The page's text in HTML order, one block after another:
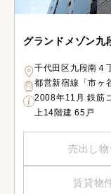
グランドメゾン九
千代田区九段南４
都営新宿線「市
2008年11月 鉄筋
上14階建 65戸
売出し
賃貸物